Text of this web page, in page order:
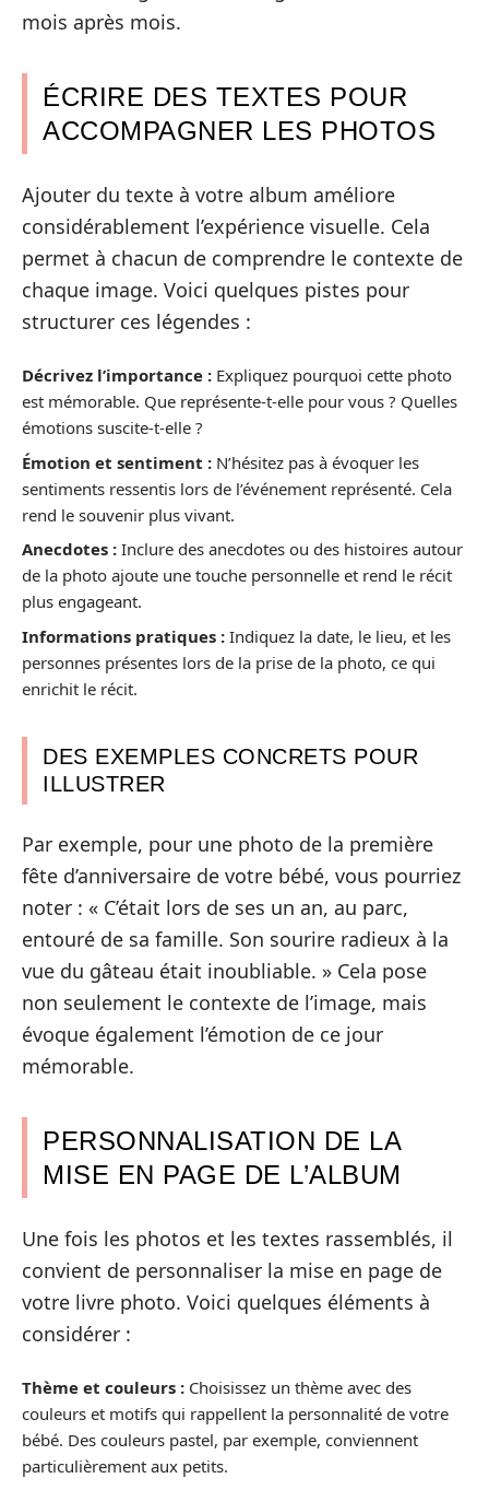
mois après mois.
ÉCRIRE DES TEXTES POUR
ACCOMPAGNER LES PHOTOS
Ajouter du texte à votre album améliore
considérablement l’expérience visuelle. Cela
permet à chacun de comprendre le contexte de
chaque image. Voici quelques pistes pour
structurer ces légendes :
Décrivez l’importance : Expliquez pourquoi cette photo
est mémorable. Que représente-t-elle pour vous ? Quelles
émotions suscite-t-elle ?
Émotion et sentiment : N’hésitez pas à évoquer les
sentiments ressentis lors de l’événement représenté. Cela
rend le souvenir plus vivant.
Anecdotes : Inclure des anecdotes ou des histoires autour
de la photo ajoute une touche personnelle et rend le récit
plus engageant.
Informations pratiques : Indiquez la date, le lieu, et les
personnes présentes lors de la prise de la photo, ce qui
enrichit le récit.
DES EXEMPLES CONCRETS POUR
ILLUSTRER
Par exemple, pour une photo de la première
fête d’anniversaire de votre bébé, vous pourriez
noter : « C’était lors de ses un an, au parc,
entouré de sa famille. Son sourire radieux à la
vue du gâteau était inoubliable. » Cela pose
non seulement le contexte de l’image, mais
évoque également l’émotion de ce jour
mémorable.
PERSONNALISATION DE LA
MISE EN PAGE DE L’ALBUM
Une fois les photos et les textes rassemblés, il
convient de personnaliser la mise en page de
votre livre photo. Voici quelques éléments à
considérer :
Thème et couleurs : Choisissez un thème avec des
couleurs et motifs qui rappellent la personnalité de votre
bébé. Des couleurs pastel, par exemple, conviennent
particulièrement aux petits.